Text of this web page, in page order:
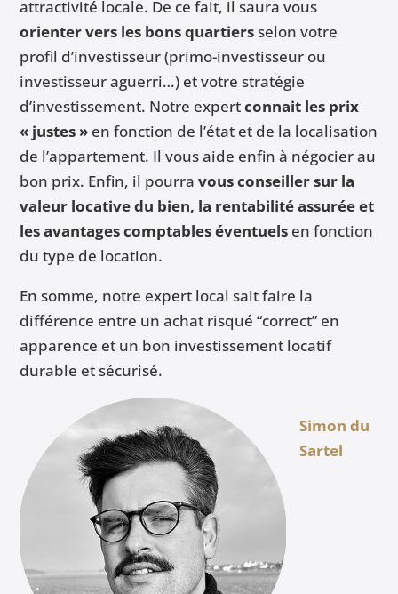
attractivité locale. De ce fait, il saura vous
orienter vers les bons quartiersselon votre
profil d’investisseur (primo-investisseur ou
investisseur aguerri…) et votre stratégie
d’investissement. Notre expertconnait les prix
« justes » en fonction de l’état et de la localisation
de l’appartement. Il vous aide enfin à négocier au
bon prix. Enfin, il pourravous conseiller sur la
valeur locative du bien, la rentabilité assurée et
les avantages comptables éventuels en fonction
du type de location.
En somme, notre expert local sait faire la
différence entre un achat risqué “correct” en
apparence et un bon investissement locatif
durable et sécurisé.
Simon du
Sartel